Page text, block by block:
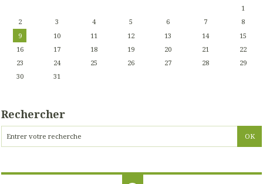
1
2
3 4 5 6 7
8
9
10 11 12 13 14
15
16
17 18 19 20 21
22
23
24 25 26 27 28
29
30
31
Rechercher